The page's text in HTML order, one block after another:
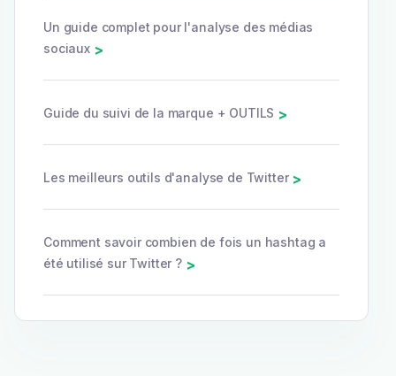
Un guide complet pour l'analyse des médias
sociaux >
Guide du suivi de la marque + OUTILS >
Les meilleurs outils d'analyse de Twitter >
Comment savoir combien de fois un hashtag a
été utilisé sur Twitter ? >